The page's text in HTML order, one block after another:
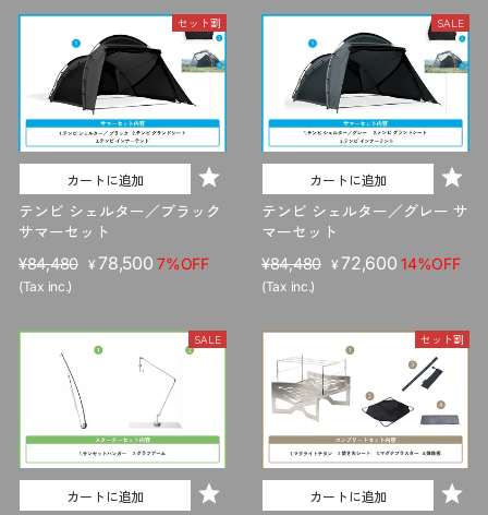
格
格
価
格
セット割
カートに追加
テンビ シェルター／ブラック
サマーセット
販
売
格
¥84,480 セ
価
格
¥ 78,5007%OFF
(Tax inc.)
SALE
カートに追加
テンビ シェルター／グレー サ
マーセット
販
売
格
¥84,480 セ
価
格
¥ 72,60014%OFF
(Tax inc.)
SALE
カートに追加
セット割
カートに追加